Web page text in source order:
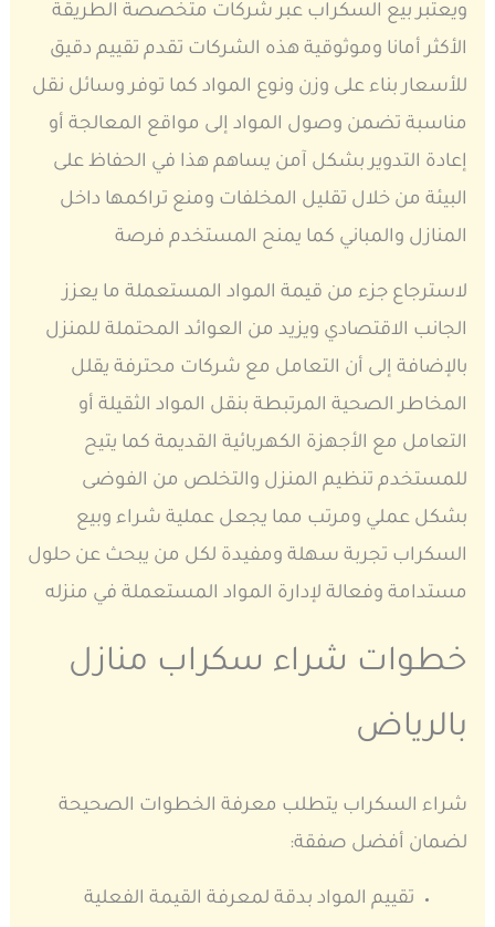
ويعتبر بيع السكراب عبر شركات متخصصة الطريقة
الأكثر أمانا وموثوقية هذه الشركات تقدم تقييم دقيق
للأسعار بناء على وزن ونوع المواد كما توفر وسائل نقل
مناسبة تضمن وصول المواد إلى مواقع المعالجة أو
إعادة التدوير بشكل آمن يساهم هذا في الحفاظ على
البيئة من خلال تقليل المخلفات ومنع تراكمها داخل
المنازل والمباني كما يمنح المستخدم فرصة
لاسترجاع جزء من قيمة المواد المستعملة ما يعزز
الجانب الاقتصادي ويزيد من العوائد المحتملة للمنزل
بالإضافة إلى أن التعامل مع شركات محترفة يقلل
المخاطر الصحية المرتبطة بنقل المواد الثقيلة أو
التعامل مع الأجهزة الكهربائية القديمة كما يتيح
للمستخدم تنظيم المنزل والتخلص من الفوضى
بشكل عملي ومرتب مما يجعل عملية شراء وبيع
السكراب تجربة سهلة ومفيدة لكل من يبحث عن حلول
مستدامة وفعالة لإدارة المواد المستعملة في منزله
خطوات شراء سكراب منازل
بالرياض
شراء السكراب يتطلب معرفة الخطوات الصحيحة
لضمان أفضل صفقة:
تقييم المواد بدقة لمعرفة القيمة الفعلية